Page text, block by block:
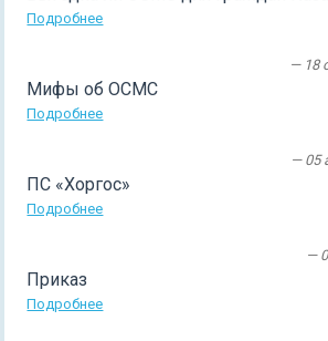
Подробнее
— 18
Мифы об ОСМС
Подробнее
— 05
ПС «Хоргос»
Подробнее
—
Приказ
Подробнее